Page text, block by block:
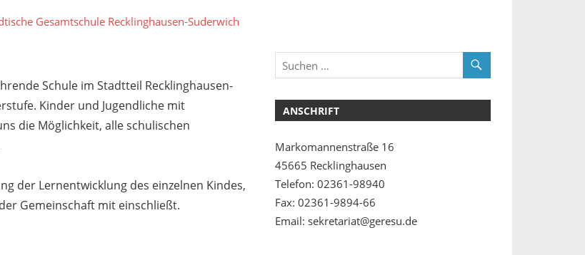
Schule im Stadtteil Recklinghausen-
Kinder und Jugendliche mit
die Möglichkeit, alle schulischen
der Lernentwicklung des einzelnen Kindes,
Gemeinschaft mit einschließt.
ANSCHRIFT
Markomannenstraße 16
45665 Recklinghausen
Telefon: 02361-98940
Fax: 02361-9894-66
Email: sekretariat@geresu.de